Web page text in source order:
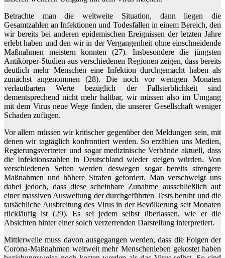
Betrachte man die weltweite Situation, dann liegen die
Gesamtzahlen an Infektionen und Todesfällen in einem Bereich, den
wir bereits bei anderen epidemischen Ereignissen der letzten Jahre
erlebt haben und den wir in der Vergangenheit ohne einschneidende
Maßnahmen meistern konnten (27). Insbesondere die jüngsten
Antikörper-Studien aus verschiedenen Regionen zeigen, dass bereits
deutlich mehr Menschen eine Infektion durchgemacht haben als
zunächst angenommen (28). Die noch vor wenigen Monaten
verlautbarten Werte bezüglich der Fallsterblichkeit sind
dementsprechend nicht mehr haltbar, wir müssen also im Umgang
mit dem Virus neue Wege finden, die unserer Gesellschaft weniger
Schaden zufügen.
Vor allem müssen wir kritischer gegenüber den Meldungen sein, mit
denen wir tagtäglich konfrontiert werden. So erzählen uns Medien,
Regierungsvertreter und sogar medizinische Verbände aktuell, dass
die Infektionszahlen in Deutschland wieder steigen würden. Von
verschiedenen Seiten werden deswegen sogar bereits strengere
Maßnahmen und höhere Strafen gefordert. Man verschweigt uns
dabei jedoch, dass diese scheinbare Zunahme ausschließlich auf
einer massiven Ausweitung der durchgeführten Tests beruht und die
tatsächliche Ausbreitung des Virus in der Bevölkerung seit Monaten
rückläufig ist (29). Es sei jedem selbst überlassen, wie er die
Absichten hinter einer solch verzerrenden Darstellung interpretiert.
Mittlerweile muss davon ausgegangen werden, dass die Folgen der
Corona-Maßnahmen weltweit mehr Menschenleben gekostet haben